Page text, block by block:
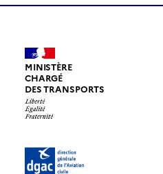
MINISTÈRE
CHARGÉ
DES TRANSPORTS